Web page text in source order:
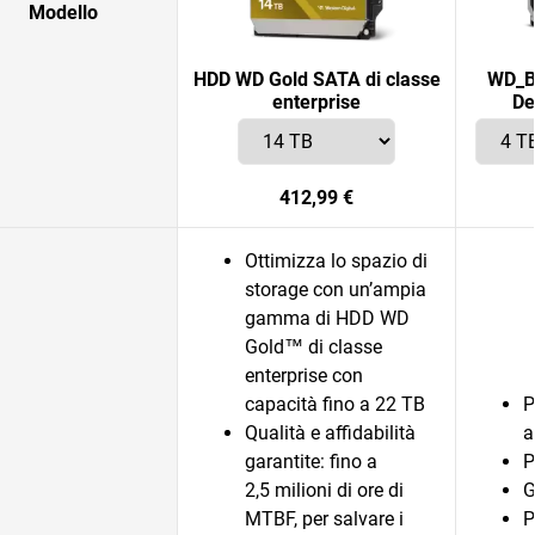
Modello
HDD WD Gold SATA di classe
enterprise
412,99 €
Ottimizza lo spazio di
storage con un’ampia
gamma di HDD WD
Gold™ di classe
enterprise con
capacità fino a 22 TB
Qualità e affidabilità
garantite: fino a
2,5 milioni di ore di
MTBF, per salvare i